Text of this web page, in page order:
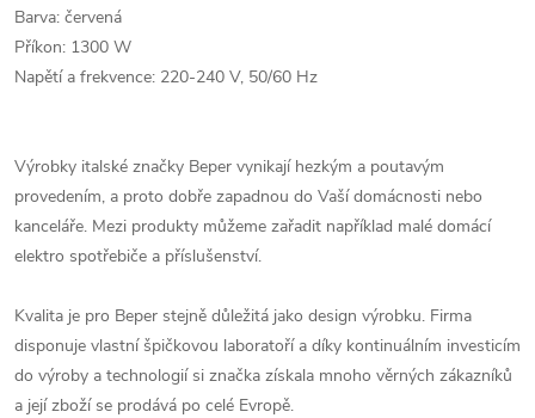
Barva: červená
Příkon: 1300 W
Napětí a frekvence: 220-240 V, 50/60 Hz
Výrobky italské značky Beper vynikají hezkým a poutavým
provedením, a proto dobře zapadnou do Vaší domácnosti nebo
kanceláře. Mezi produkty můžeme zařadit například malé domácí
elektro spotřebiče a příslušenství.
Kvalita je pro Beper stejně důležitá jako design výrobku. Firma
disponuje vlastní špičkovou laboratoří a díky kontinuálním investicím
do výroby a technologií si značka získala mnoho věrných zákazníků
a její zboží se prodává po celé Evropě.